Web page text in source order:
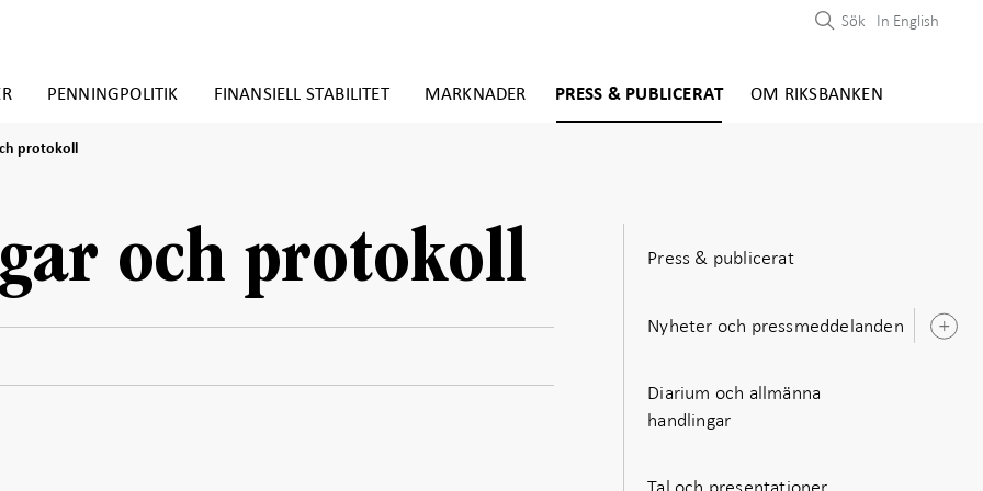
PENNINGPOLITIK FINANSIELL STABILITET MARKNADER PRESS & PUBLICERAT OM RIKSBANKEN
Sök In English
protokoll
och protokoll Press & publicerat
Nyheter och pressmeddelanden
Diarium och allmänna
handlingar